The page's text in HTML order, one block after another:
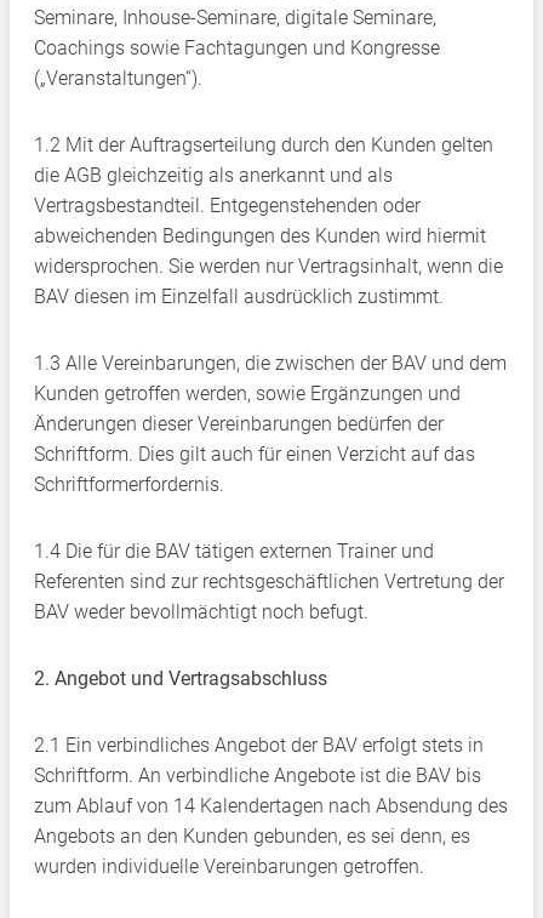
Seminare, Inhouse-Seminare, digitale Seminare,
Coachings sowie Fachtagungen und Kongresse
(„Veranstaltungen“).
1.2 Mit der Auftragserteilung durch den Kunden gelten
die AGB gleichzeitig als anerkannt und als
Vertragsbestandteil. Entgegenstehenden oder
abweichenden Bedingungen des Kunden wird hiermit
widersprochen. Sie werden nur Vertragsinhalt, wenn die
BAV diesen im Einzelfall ausdrücklich zustimmt.
1.3 Alle Vereinbarungen, die zwischen der BAV und dem
Kunden getroffen werden, sowie Ergänzungen und
Änderungen dieser Vereinbarungen bedürfen der
Schriftform. Dies gilt auch für einen Verzicht auf das
Schriftformerfordernis.
1.4 Die für die BAV tätigen externen Trainer und
Referenten sind zur rechtsgeschäftlichen Vertretung der
BAV weder bevollmächtigt noch befugt.
2. Angebot und Vertragsabschluss
2.1 Ein verbindliches Angebot der BAV erfolgt stets in
Schriftform. An verbindliche Angebote ist die BAV bis
zum Ablauf von 14 Kalendertagen nach Absendung des
Angebots an den Kunden gebunden, es sei denn, es
wurden individuelle Vereinbarungen getroffen.